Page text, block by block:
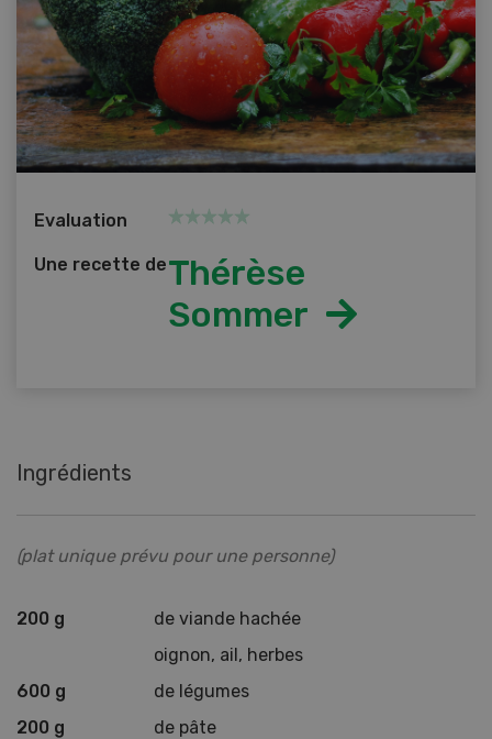
Evaluation
Une recette deThérèse
Sommer
Ingrédients
(plat unique prévu pour une personne)
200 g
de viande hachée
oignon, ail, herbes
600 g
de légumes
200 g
de pâte